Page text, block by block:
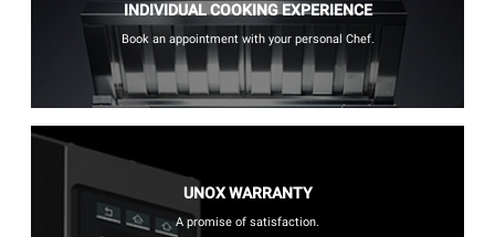
INDIVIDUAL COOKING EXPERIENCE
Book an appointment with your personal Chef.
UNOX WARRANTY
A promise of satisfaction.